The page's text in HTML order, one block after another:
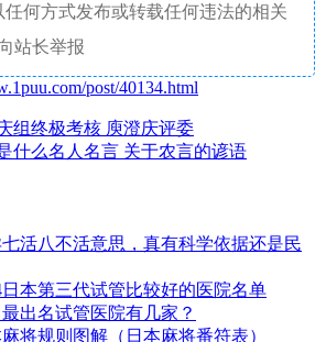
任何方式发布或转载任何违法的相关
站长举报
post/40134.html
组终极考核 庾澄庆评委
什么名人名言 关于农言的谚语
活八不活意思，真有科学依据还是民
日本第三代试管比较好的医院名单
最出名试管医院有几家？
麻将规则图解（日本麻将番符表）